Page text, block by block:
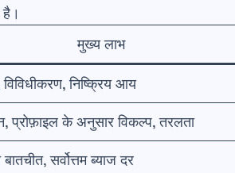
मुख्य लाभ
निष्क्रिय आय
प्रोफ़ाइल के अनुसार विकल्प, तरलता
सर्वोत्तम ब्याज दर